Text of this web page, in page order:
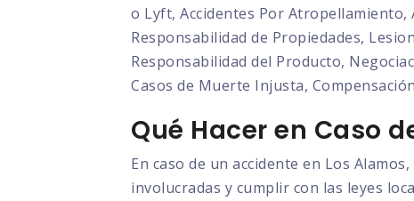
o Lyft, Accidentes Por Atropellamiento,
Responsabilidad de Propiedades,
Responsabilidad del Producto,
Casos de Muerte Injusta,
Qué Hacer en Caso
En caso de un accidente en Los
involucradas y cumplir con las leyes